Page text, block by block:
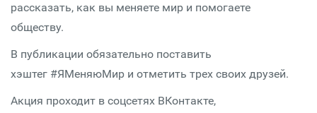
рассказать, как вы меняете мир и помогаете
обществу.
В публикации обязательно поставить
хэштег #ЯМеняюМир и отметить трех своих друзей.
Акция проходит в соцсетях ВКонтакте,